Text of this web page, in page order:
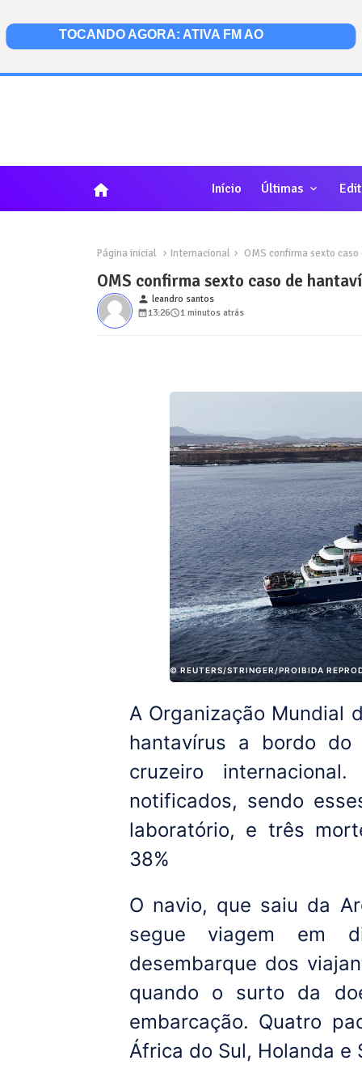
home Início Últimas
Página inicial Internacional OMS confirma sexto
OMS confirma sexto caso de
person leandro santos
13:26
1 minutos atrás
© REUTERS/STRINGER/PROIBIDA
A Organização Mundial
hantavírus a bordo
cruzeiro
notificados, sendo
laboratório, e três
38%
O navio, que saiu da
segue viagem em
desembarque dos
quando o surto da
embarcação. Quatro
África do Sul, Holanda e